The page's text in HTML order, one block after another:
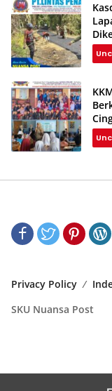
dan
Privacy Policy
SKU Nuansa Post